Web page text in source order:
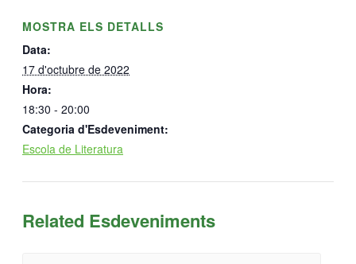
MOSTRA ELS DETALLS
Data:
17 d'octubre de 2022
Hora:
18:30 - 20:00
Categoria d'Esdeveniment:
Escola de Literatura
Related Esdeveniments